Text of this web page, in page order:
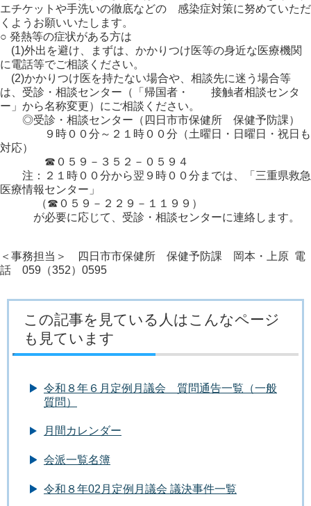
エチケットや手洗いの徹底などの 感染症対策に努めていただ
くようお願いいたします。
○ 発熱等の症状がある方は
(1)外出を避け、まずは、かかりつけ医等の身近な医療機関
に電話等でご相談ください。
(2)かかりつけ医を持たない場合や、相談先に迷う場合等
は、受診・相談センター（「帰国者・ 接触者相談センタ
ー」から名称変更）にご相談ください。
◎受診・相談センター（四日市市保健所 保健予防課）
９時００分～２１時００分（土曜日・日曜日・祝日も
対応）
☎０５９－３５２－０５９４
注：２１時００分から翌９時００分までは、「三重県救急
医療情報センター」
（☎０５９－２２９－１１９９）
が必要に応じて、受診・相談センターに連絡します。
＜事務担当＞ 四日市市保健所 保健予防課 岡本・上原 電
話 059（352）0595
この記事を見ている人はこんなページ
も見ています
令和８年６月定例月議会 質問通告一覧（一般
質問）
月間カレンダー
会派一覧名簿
令和８年02月定例月議会 議決事件一覧